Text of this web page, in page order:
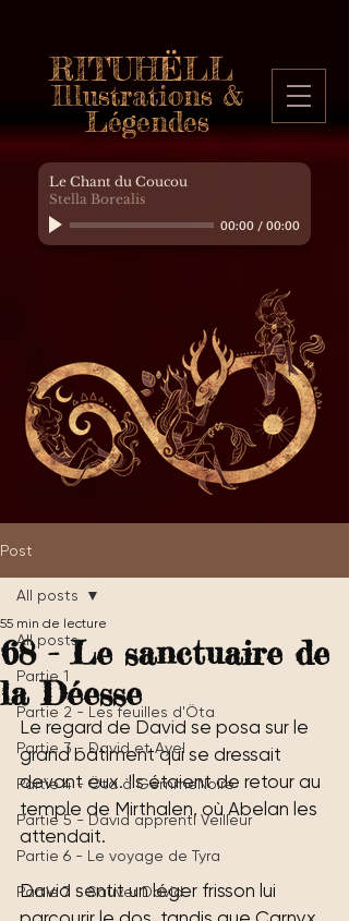
RITUHËLL
Illustrations &
Légendes
Le Chant du Coucou
Stella Borealis
00:00 / 00:00
Post
All posts
Partie 1
Partie 2 - Les feuilles d'Öta
Partie 3 - David et Ayel
Partie 4 - Öta à GemmeNoire
Partie 5 - David apprenti Veilleur
Partie 6 - Le voyage de Tyra
Partie 7 - Sauver David
All posts
68 - Le sanctuaire de
la Déesse
55 min de lecture
Le regard de David se posa sur le
grand bâtiment qui se dressait
devant eux. Ils étaient de retour au
temple de Mirthalen, où Abelan les
attendait.
David sentit un léger frisson lui